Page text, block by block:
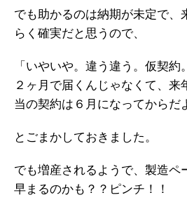
でも助かるのは納期が未定で、
らく確実だと思うので、
「いやいや。違う違う。仮契
２ヶ月で届くんじゃなくて、来
当の契約は６月になってからだ
とごまかしておきました。
でも増産されるようで、製造ペ
早まるのかも？？ピンチ！！